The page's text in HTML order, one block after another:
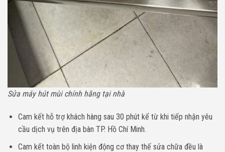
Sửa máy hút mùi chính hãng tại nhà
Cam kết hỗ trợ khách hàng sau 30 phút kể từ khi tiếp nhận yêu
cầu dịch vụ trên địa bàn TP. Hồ Chí Minh.
Cam kết toàn bộ linh kiện động cơ thay thế sửa chữa đều là